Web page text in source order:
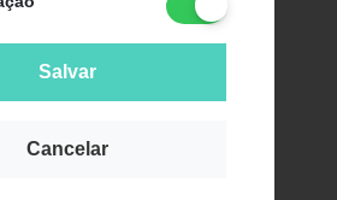
Salvar
Cancelar